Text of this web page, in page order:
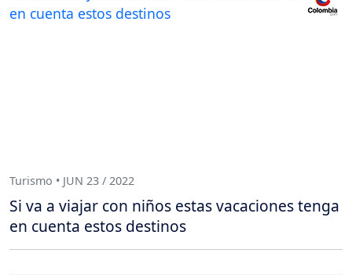
Turismo • JUN 23 / 2022
Si va a viajar con niños estas vacaciones tenga
en cuenta estos destinos